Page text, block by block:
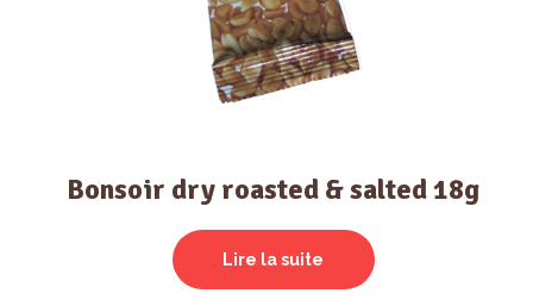
Bonsoir dry roasted & salted 18g
Lire la suite